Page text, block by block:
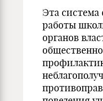
Эта система
работы
органов